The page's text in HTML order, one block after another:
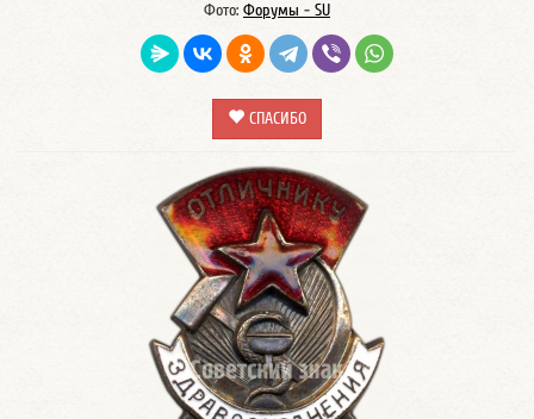
Фото: Форумы - SU
СПАСИБО